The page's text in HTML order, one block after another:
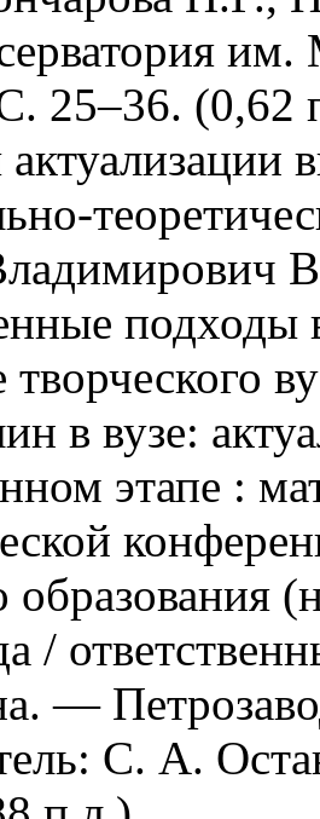
25–36. (0,62
подходы
в вузе:
этапе :
/
—
С. А.